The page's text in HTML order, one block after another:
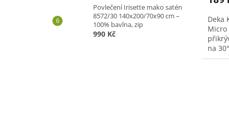
Povlečení Irisette mako satén
8572/30 140x200/70x90 cm –
100% bavlna, zip
990 Kč
Deka
Micro
na